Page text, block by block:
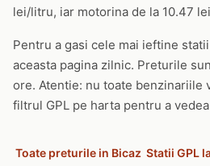
lei/litru, iar motorina de la 10.47
Pentru a gasi cele mai ieftine
aceasta pagina zilnic. Preturile
ore. Atentie: nu toate benzinariile
filtrul GPL pe harta pentru a
Toate preturile in Bicaz Statii GPL